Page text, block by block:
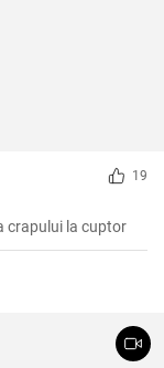
19
crapului la cuptor